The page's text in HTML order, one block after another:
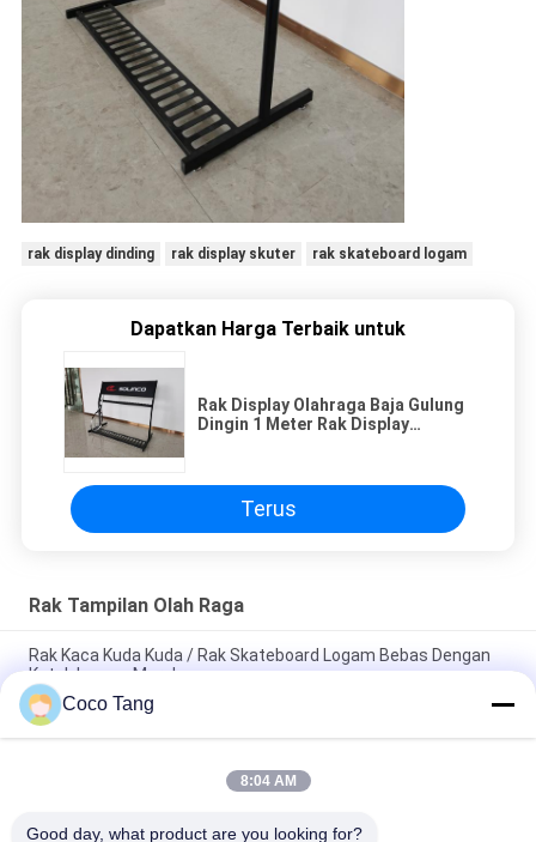
rak display dinding rak display skuter rak skateboard logam
Dapatkan Harga Terbaik untuk
Rak Display Olahraga Baja Gulung
Dingin 1 Meter Rak Display
Terus
Rak Tampilan Olah Raga
Rak Kaca Kuda Kuda / Rak Skateboard Logam Bebas Dengan
Kotak Lampu Merah
Mobile Sports Display Rack Elektroplating Steel Basketball
Hook Untuk Panel Slat
Layar Scooter Black Scooter / Scooter Display Berdiri Bahan
Coco Tang
8:04 AM
Good day, what product are you looking for?